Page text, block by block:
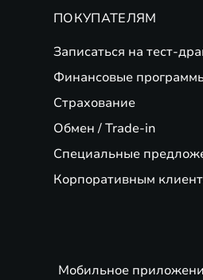
ПОКУПАТЕЛЯМ
Записаться на тест-
Финансовые
Страхование
Обмен / Trade-in
Специальные
Корпоративным
Мобильное